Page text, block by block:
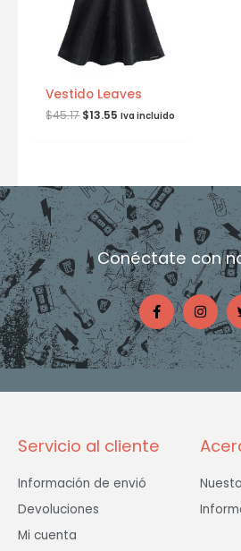
Vestido Leaves
$45.17 $13.55 Iva incluido
Conéctate con
F
a
c
e
b
o
o
I
n
s
t
a
g
r
Servicio al cliente
Información de envió
Devoluciones
Mi cuenta